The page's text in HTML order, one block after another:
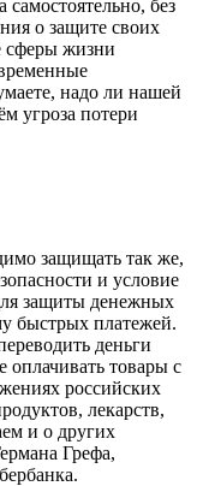
самостоятельно, без
о защите своих
сферы жизни
надо ли нашей
угроза потери
защищать так же,
и условие
защиты денежных
быстрых платежей.
деньги
товары с
российских
лекарств,
и о других
Грефа,